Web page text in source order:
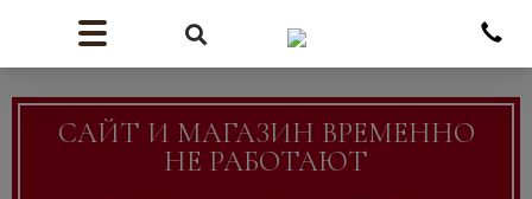
САЙТ И МАГАЗИН ВРЕМЕННО
НЕ РАБОТАЮТ